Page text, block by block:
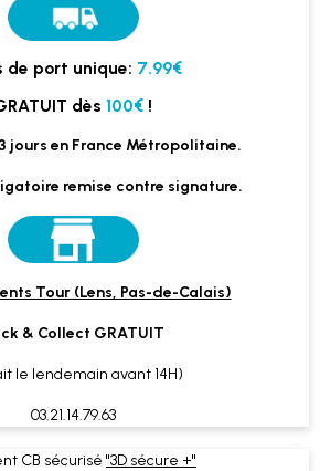
de port unique: 7.99€
dès 100€ !
jours en France Métropolitaine.
remise contre signature.
Tour (Lens, Pas-de-Calais)
& Collect GRATUIT
le lendemain avant 14H)
03.21.14.79.63
CB sécurisé "3D sécure +"